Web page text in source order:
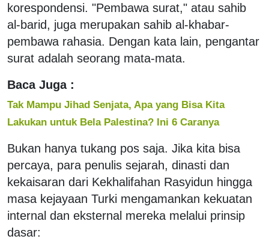
korespondensi. "Pembawa surat," atau sahib
al-barid, juga merupakan sahib al-khabar-
pembawa rahasia. Dengan kata lain, pengantar
surat adalah seorang mata-mata.
Baca Juga :
Tak Mampu Jihad Senjata, Apa yang Bisa Kita
Lakukan untuk Bela Palestina? Ini 6 Caranya
Bukan hanya tukang pos saja. Jika kita bisa
percaya, para penulis sejarah, dinasti dan
kekaisaran dari Kekhalifahan Rasyidun hingga
masa kejayaan Turki mengamankan kekuatan
internal dan eksternal mereka melalui prinsip
dasar: